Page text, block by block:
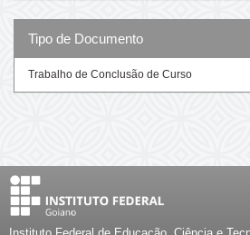
Tipo de Documento
Trabalho de Conclusão de Curso
Instituto Federal de Educação, Ciência e